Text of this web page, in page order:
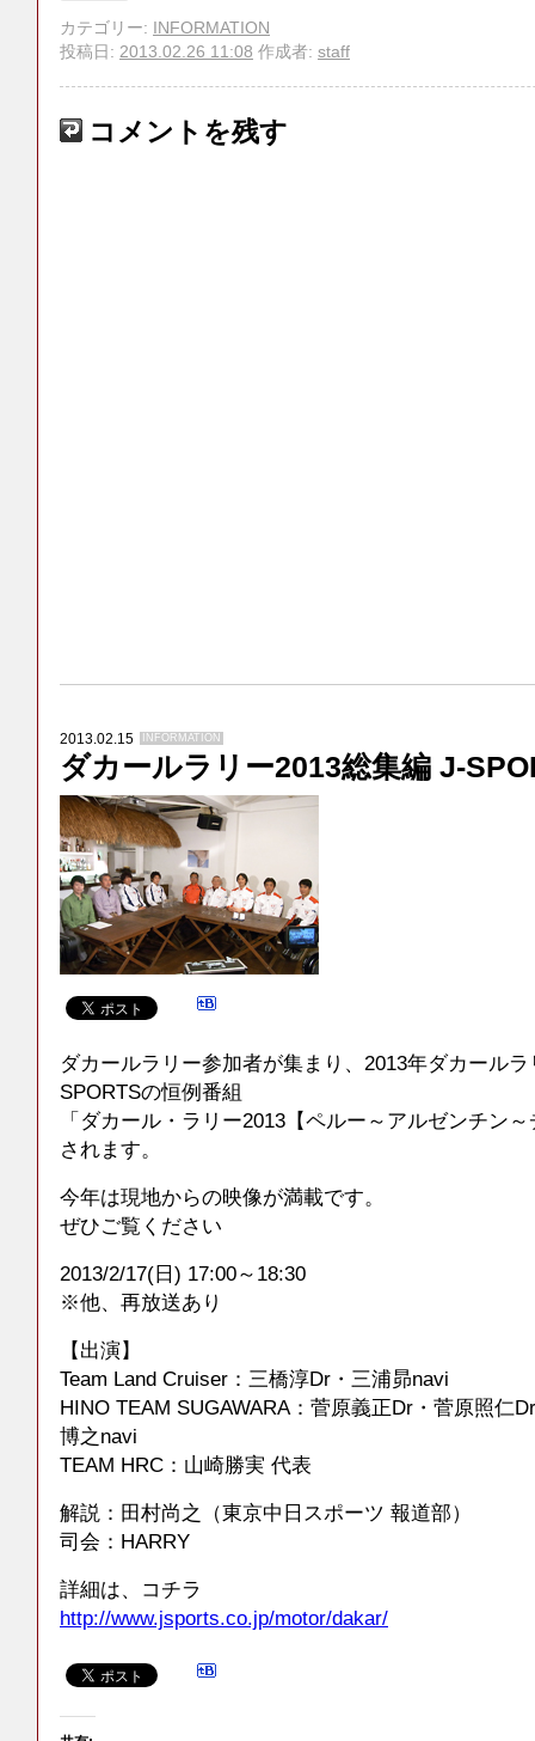
カテゴリー: INFORMATION
投稿日: 2013.02.26 11:08 作成者: staff
コメントを残す
2013.02.15 INFORMATION
ダカールラリー2013総集編 J-
ダカールラリー参加者が集まり、2013年ダカール
SPORTSの恒例番組
「ダカール・ラリー2013【ペルー～アルゼンチン
されます。
今年は現地からの映像が満載です。
ぜひご覧ください
2013/2/17(日) 17:00～18:30
※他、再放送あり
【出演】
Team Land Cruiser：三橋淳Dr・三浦昴navi
HINO TEAM SUGAWARA：菅原義正Dr・菅原照仁
博之navi
TEAM HRC：山崎勝実 代表
解説：田村尚之（東京中日スポーツ 報道部）
司会：HARRY
詳細は、コチラ
http://www.jsports.co.jp/motor/dakar/